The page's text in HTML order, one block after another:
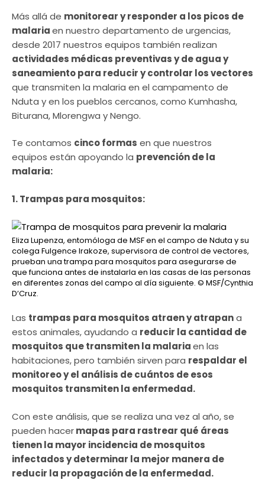
Más allá de monitorear y responder a los picos de
malariaen nuestro departamento de urgencias,
desde 2017 nuestros equipos también realizan
actividades médicas preventivas y de agua y
saneamiento para reducir y controlar los vectores
que transmiten la malaria en el campamento de
Nduta y en los pueblos cercanos, como Kumhasha,
Biturana, Mlorengwa y Nengo.
Te contamos cinco formas en que nuestros
equipos están apoyando la prevención de la
malaria:
1. Trampas para mosquitos:
Eliza Lupenza, entomóloga de MSF en el campo de Nduta y su
colega Fulgence Irakoze, supervisora ​​de control de vectores,
prueban una trampa para mosquitos para asegurarse de
que funciona antes de instalarla en las casas de las personas
en diferentes zonas del campo al día siguiente. © MSF/Cynthia
D’Cruz.
Las trampas para mosquitos atraen y atrapana
estos animales, ayudando a reducir la cantidad de
mosquitos que transmiten la malariaen las
habitaciones, pero también sirven para respaldar el
monitoreo y el análisis de cuántos de esos
mosquitos transmiten la enfermedad.
Con este análisis, que se realiza una vez al año, se
pueden hacermapas para rastrear qué áreas
tienen la mayor incidencia de mosquitos
infectados y determinar la mejor manera de
reducir la propagación de la enfermedad.